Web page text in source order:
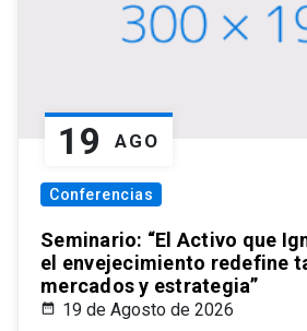
19 AGO
Conferencias
Seminario: “El Activo que
el envejecimiento redefine
mercados y estrategia”
19 de Agosto de 2026